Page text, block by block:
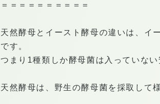
＝＝＝＝＝＝＝＝＝＝
天然酵母とイースト酵母の違いは、イ
です。
つまり1種類しか酵母菌は入っていない
天然酵母は、野生の酵母菌を採取して